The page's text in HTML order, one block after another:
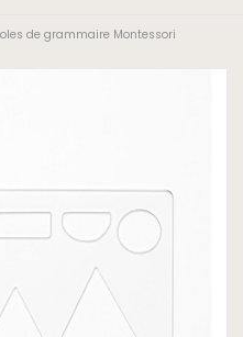
de grammaire Montessori